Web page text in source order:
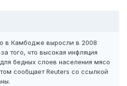
в Камбодже выросли в 2008
того, что высокая инфляция
бедных слоев населения мясо
сообщает Reuters со ссылкой